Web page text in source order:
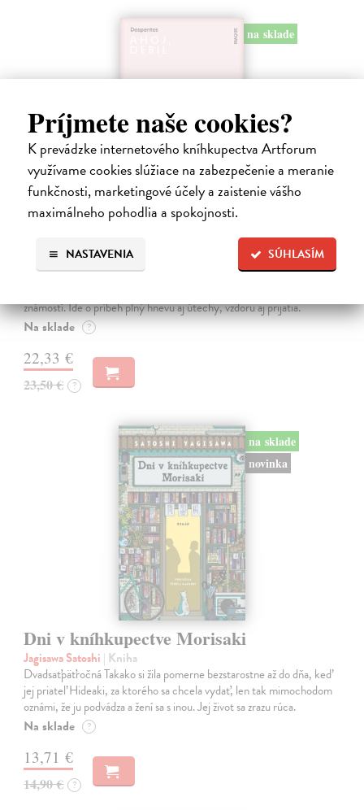
Príjmete naše cookies?
K prevádzke internetového kníhkupectva Artforum
využívame cookies slúžiace na zabezpečenie a meranie
funkčnosti, marketingové účely a zaistenie vášho
maximálneho pohodlia a spokojnosti.
SÚHLASÍM
NASTAVENIA
na sklade
Despentes Virginie| Kniha
Po trilógii Život Vernona Subutexa sa Virginie Despentes vracia s
známostí. Ide o príbeh plný hnevu aj útechy, vzdoru aj prijatia.
Na sklade ?
22,33 €
23,50 € ?
na sklade
novinka
Dni v kníhkupectve Morisaki
Jagisawa Satoshi | Kniha
Dvadsaťpäťročná Takako si žila pomerne bezstarostne až do dňa, keď
jej priateľ Hideaki, za ktorého sa chcela vydať, len tak mimochodom
oznámi, že ju podvádza a žení sa s inou. Jej život sa zrazu rúca.
Na sklade ?
13,71 €
14,90 € ?